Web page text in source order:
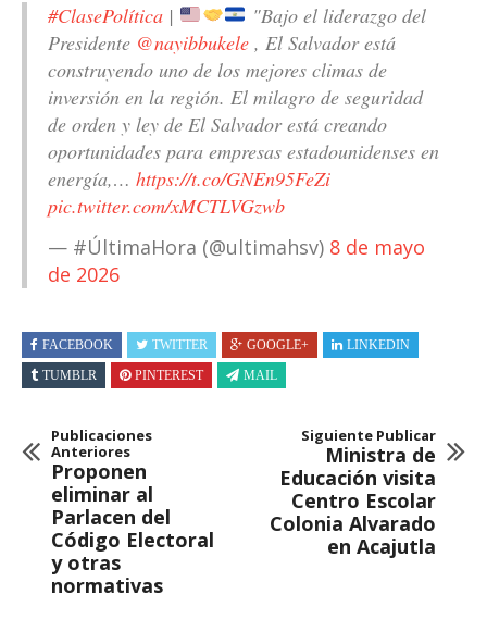
#ClasePolítica |
"Bajo el liderazgo del
Presidente @nayibbukele , El Salvador está
construyendo uno de los mejores climas de
inversión en la región. El milagro de seguridad
de orden y ley de El Salvador está creando
oportunidades para empresas estadounidenses en
energía,… https://t.co/GNEn95FeZi
pic.twitter.com/xMCTLVGzwb
— #ÚltimaHora (@ultimahsv) 8 de mayo
de 2026
FACEBOOK TWITTER GOOGLE+
LINKEDIN
TUMBLR
PINTEREST MAIL
Publicaciones
Anteriores
Proponen
eliminar al
Parlacen del
Código Electoral
y otras
normativas
Siguiente Publicar
Ministra de
Educación visita
Centro Escolar
Colonia Alvarado
en Acajutla